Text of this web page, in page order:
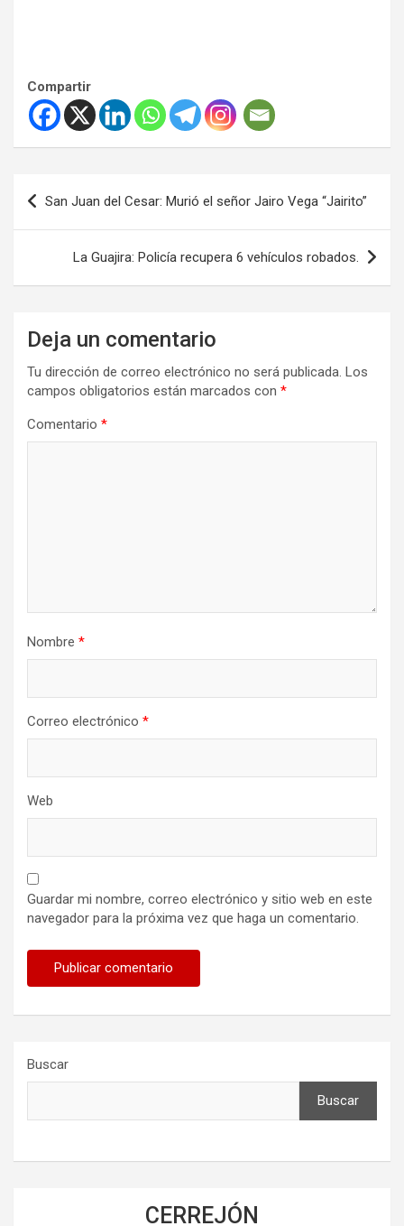
Compartir
Navegación
de
entradas
San Juan del Cesar: Murió el señor Jairo Vega “Jairito”
La Guajira: Policía recupera 6 vehículos robados.
Deja un comentario
Tu dirección de correo electrónico no será publicada. Los
campos obligatorios están marcados con *
Comentario *
Nombre *
Correo electrónico *
Web
Guardar mi nombre, correo electrónico y sitio web en este
navegador para la próxima vez que haga un comentario.
Buscar
Buscar
CERREJÓN